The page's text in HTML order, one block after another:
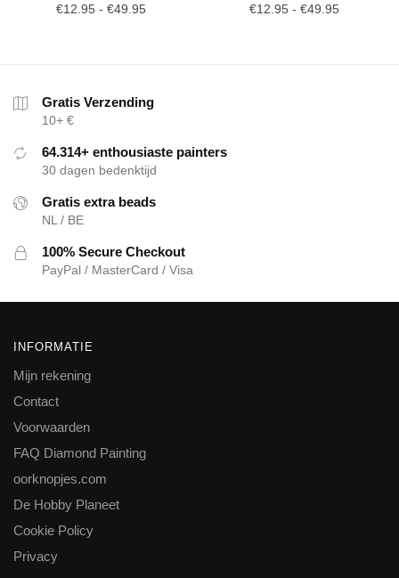
€12.95 - €49.95 €12.95 - €49.95
Gratis Verzending
10+ €
64.314+ enthousiaste painters
30 dagen bedenktijd
Gratis extra beads
NL / BE
100% Secure Checkout
PayPal / MasterCard / Visa
INFORMATIE
Mijn rekening
Contact
Voorwaarden
FAQ Diamond Painting
oorknopjes.com
De Hobby Planeet
Cookie Policy
Privacy